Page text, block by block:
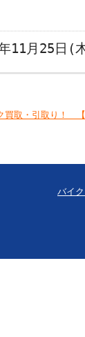
11月25日
取・引取り！ 【
バイ